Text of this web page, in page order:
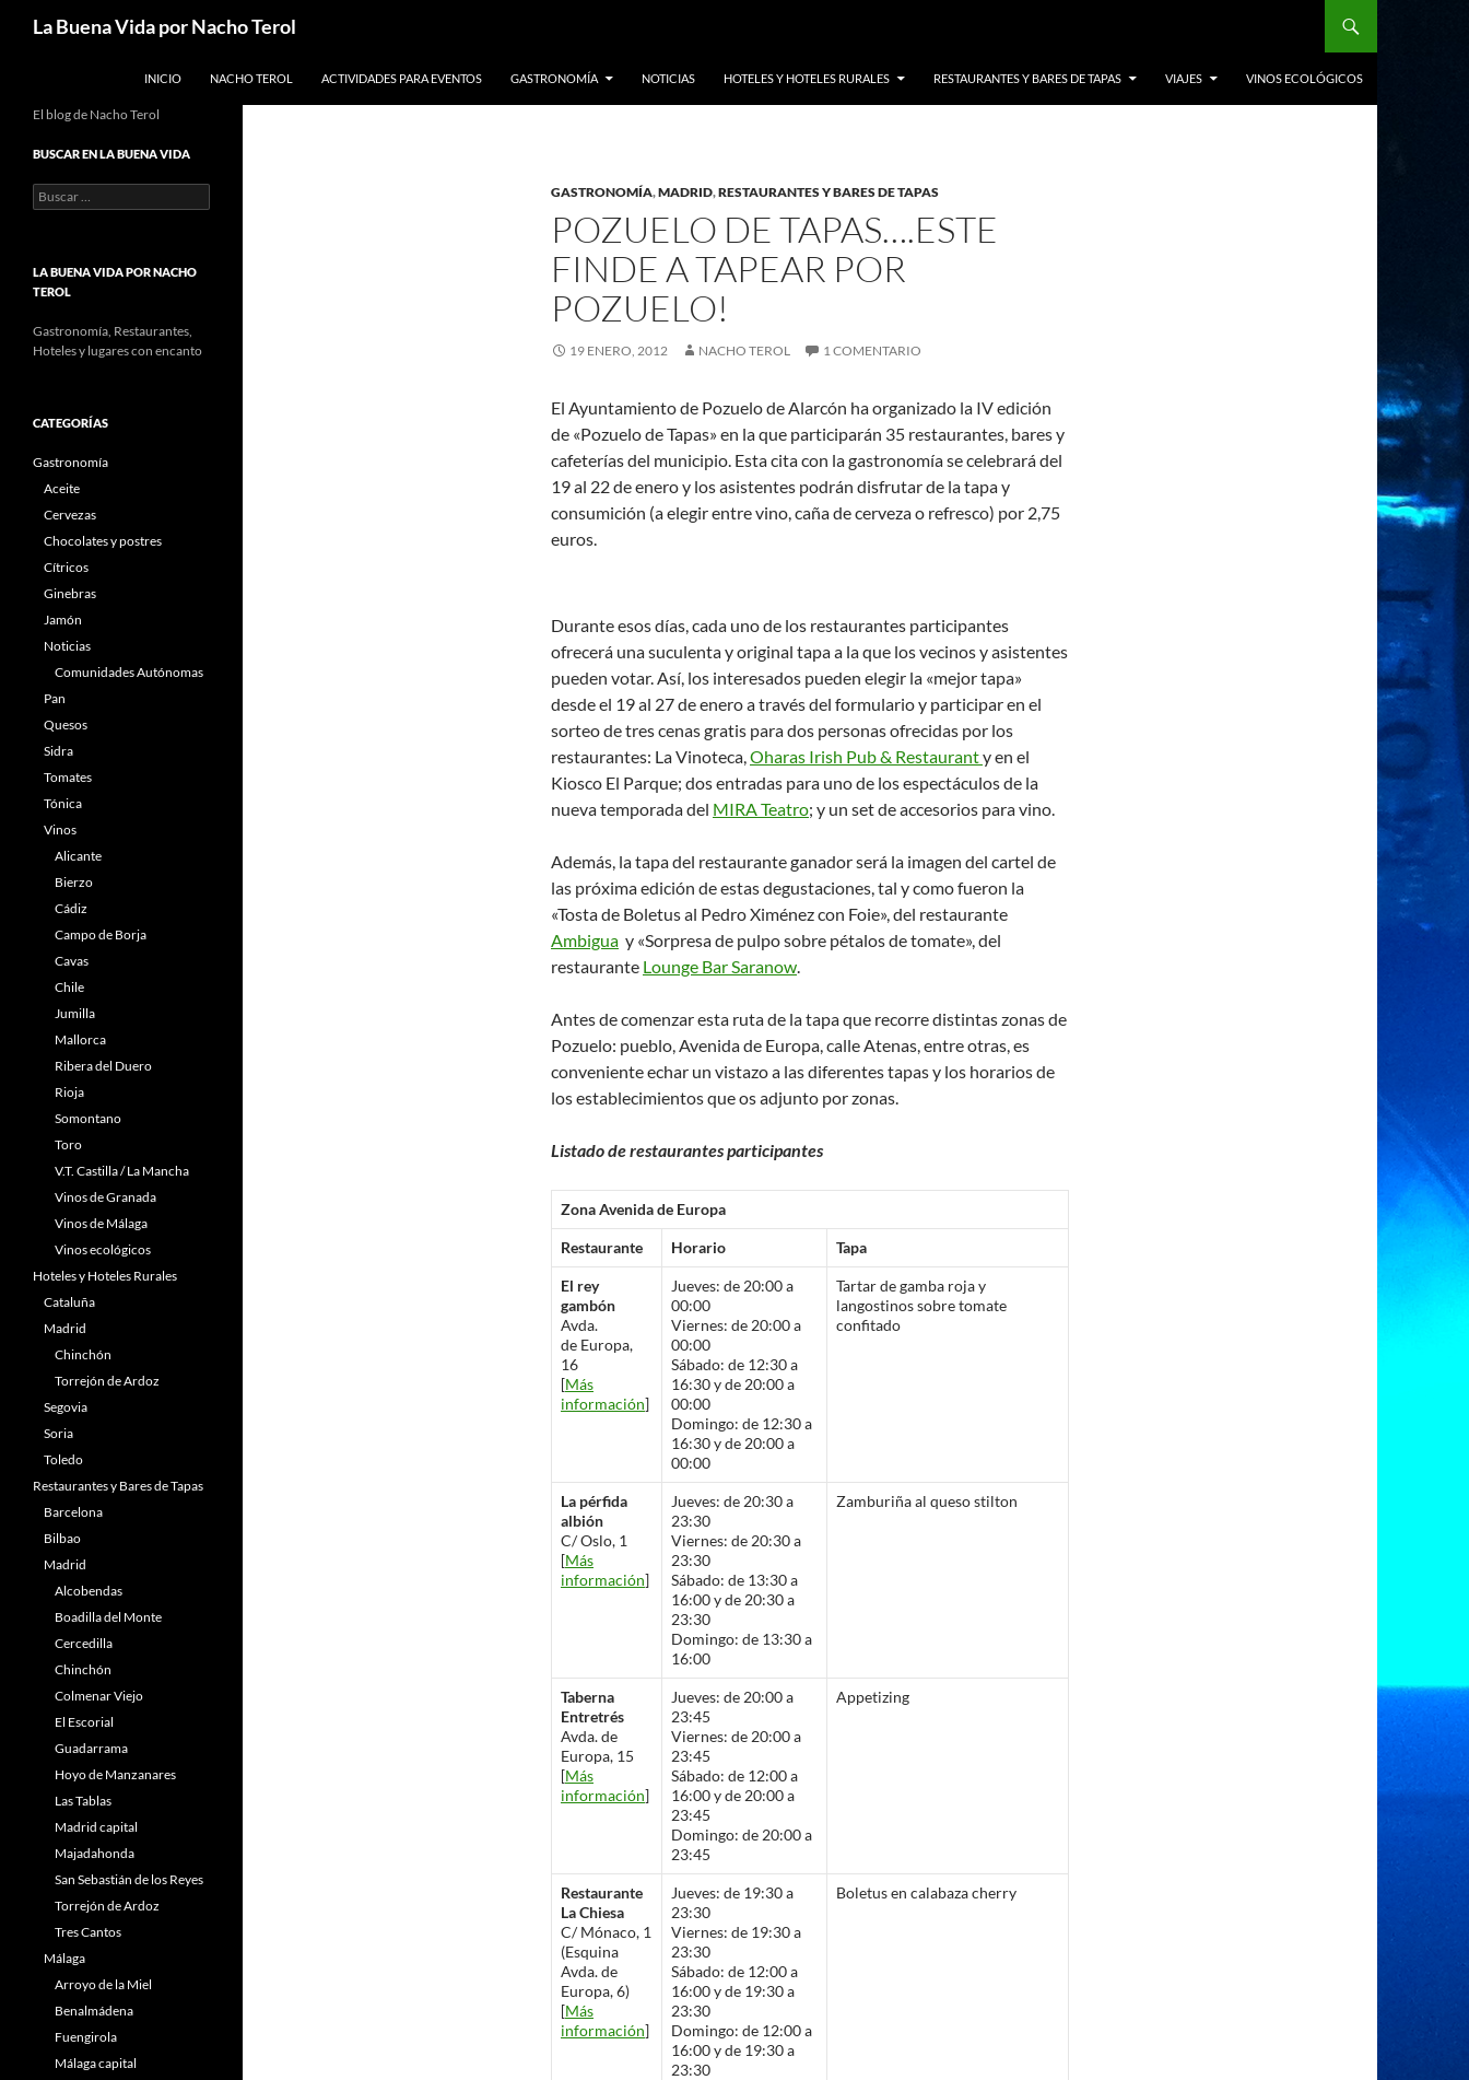
La Buena Vida por Nacho Terol
INICIO NACHO TEROL ACTIVIDADES PARA EVENTOS GASTRONOMÍA NOTICIAS HOTELES Y HOTELES RURALES RESTAURANTES Y BARES DE TAPAS VIAJES VINOS ECOLÓGICOS
GASTRONOMÍA,MADRID,RESTAURANTES Y BARES DE TAPAS
POZUELO DE TAPAS….ESTE
FINDE A TAPEAR POR
POZUELO!
19 ENERO, 2012 NACHO TEROL 1 COMENTARIO
El Ayuntamiento de Pozuelo de Alarcón ha organizado la IV edición
de «Pozuelo de Tapas» en la que participarán 35 restaurantes, bares y
cafeterías del municipio. Esta cita con la gastronomía se celebrará del
19 al 22 de enero y los asistentes podrán disfrutar de la tapa y
consumición (a elegir entre vino, caña de cerveza o refresco) por 2,75
euros.
Durante esos días, cada uno de los restaurantes participantes
ofrecerá una suculenta y original tapa a la que los vecinos y asistentes
pueden votar. Así, los interesados pueden elegir la «mejor tapa»
desde el 19 al 27 de enero a través del formulario y participar en el
sorteo de tres cenas gratis para dos personas ofrecidas por los
restaurantes: La Vinoteca,Oharas Irish Pub & Restauranty en el
Kiosco El Parque; dos entradas para uno de los espectáculos de la
nueva temporada del MIRA Teatro; y un set de accesorios para vino.
Además, la tapa del restaurante ganador será la imagen del cartel de
las próxima edición de estas degustaciones, tal y como fueron la
«Tosta de Boletus al Pedro Ximénez con Foie», del restaurante
Ambigua y «Sorpresa de pulpo sobre pétalos de tomate», del
restaurante Lounge Bar Saranow.
Antes de comenzar esta ruta de la tapa que recorre distintas zonas de
Pozuelo: pueblo, Avenida de Europa, calle Atenas, entre otras, es
conveniente echar un vistazo a las diferentes tapas y los horarios de
los establecimientos que os adjunto por zonas.
Listado de restaurantes participantes
Zona Avenida de Europa
Restaurante Horario Tapa
El rey
gambón
Avda.
de Europa,
16
[Más
información]
Jueves: de 20:00 a
00:00
Viernes: de 20:00 a
00:00
Sábado: de 12:30 a
16:30 y de 20:00 a
00:00
Domingo: de 12:30 a
16:30 y de 20:00 a
00:00
Tartar de gamba roja y
langostinos sobre tomate
confitado
La pérfida
albión
C/ Oslo, 1
[Más
información]
Jueves: de 20:30 a
23:30
Viernes: de 20:30 a
23:30
Sábado: de 13:30 a
16:00 y de 20:30 a
23:30
Domingo: de 13:30 a
16:00
Zamburiña al queso stilton
Taberna
Entretrés
Avda. de
Europa, 15
[Más
información]
Jueves: de 20:00 a
23:45
Viernes: de 20:00 a
23:45
Sábado: de 12:00 a
16:00 y de 20:00 a
23:45
Domingo: de 20:00 a
23:45
Appetizing
Restaurante
La Chiesa
C/ Mónaco, 1
(Esquina
Avda. de
Europa, 6)
[Más
información]
Jueves: de 19:30 a
23:30
Viernes: de 19:30 a
23:30
Sábado: de 12:00 a
16:00 y de 19:30 a
23:30
Domingo: de 12:00 a
16:00 y de 19:30 a
23:30
Boletus en calabaza cherry
El blog de Nacho Terol
BUSCAR EN LA BUENA VIDA
Buscar:
LA BUENA VIDA POR NACHO
TEROL
Gastronomía, Restaurantes,
Hoteles y lugares con encanto
CATEGORÍAS
Gastronomía
Aceite
Cervezas
Chocolates y postres
Cítricos
Ginebras
Jamón
Noticias
Comunidades Autónomas
Pan
Quesos
Sidra
Tomates
Tónica
Vinos
Alicante
Bierzo
Cádiz
Campo de Borja
Cavas
Chile
Jumilla
Mallorca
Ribera del Duero
Rioja
Somontano
Toro
V.T. Castilla / La Mancha
Vinos de Granada
Vinos de Málaga
Vinos ecológicos
Hoteles y Hoteles Rurales
Cataluña
Madrid
Chinchón
Torrejón de Ardoz
Segovia
Soria
Toledo
Restaurantes y Bares de Tapas
Barcelona
Bilbao
Madrid
Alcobendas
Boadilla del Monte
Cercedilla
Chinchón
Colmenar Viejo
El Escorial
Guadarrama
Hoyo de Manzanares
Las Tablas
Madrid capital
Majadahonda
San Sebastián de los Reyes
Torrejón de Ardoz
Tres Cantos
Málaga
Arroyo de la Miel
Benalmádena
Fuengirola
Málaga capital